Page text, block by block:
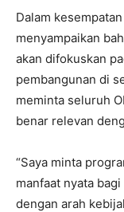
Dalam
menyampaikan
akan difokuskan
pembangunan di
meminta seluruh
benar relevan
“Saya minta
manfaat nyata
dengan arah